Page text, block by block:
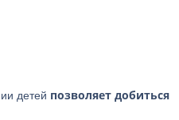
детей позволяет добиться